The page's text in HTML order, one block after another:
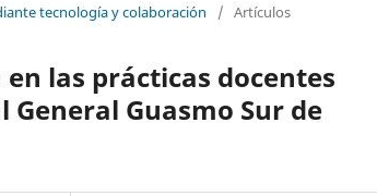
tecnología y colaboración
/ Artículos
las prácticas docentes
Guasmo Sur de